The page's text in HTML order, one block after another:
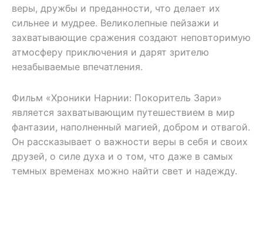
веры, дружбы и преданности, что делает их
сильнее и мудрее. Великолепные пейзажи и
захватывающие сражения создают неповторимую
атмосферу приключения и дарят зрителю
незабываемые впечатления.
Фильм «Хроники Нарнии: Покоритель Зари»
является захватывающим путешествием в мир
фантазии, наполненный магией, добром и отвагой.
Он рассказывает о важности веры в себя и своих
друзей, о силе духа и о том, что даже в самых
темных временах можно найти свет и надежду.